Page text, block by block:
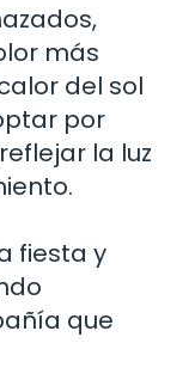
más
del sol
por
la luz
fiesta y
que